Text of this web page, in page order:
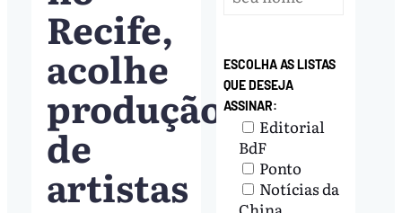
Recife,
acolhe
produção
de
artistas
ESCOLHA AS LISTAS
QUE DESEJA
ASSINAR:
Editorial
BdF
Ponto
Notícias da